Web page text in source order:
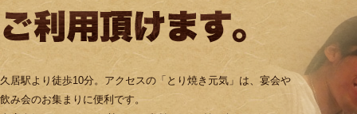
久居駅より徒歩10分。アクセスの「とり焼き元気」は、宴会や
飲み会のお集まりに便利です。